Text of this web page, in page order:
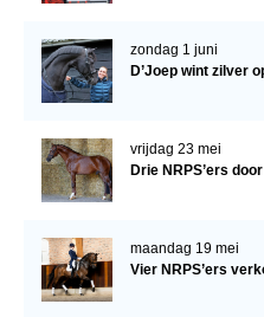
zondag 1 juni
D’Joep wint zilver
vrijdag 23 mei
Drie NRPS’ers
maandag 19 mei
Vier NRPS’ers